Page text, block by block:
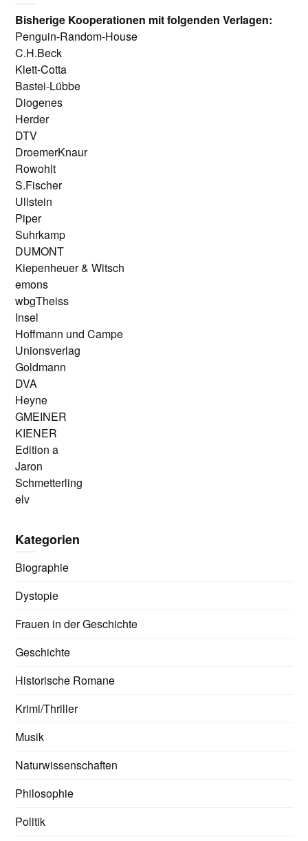
Bisherige Kooperationen mit folgenden Verlagen:
Penguin-Random-House
C.H.Beck
Klett-Cotta
Bastei-Lübbe
Diogenes
Herder
DTV
DroemerKnaur
Rowohlt
S.Fischer
Ullstein
Piper
Suhrkamp
DUMONT
Kiepenheuer & Witsch
emons
wbgTheiss
Insel
Hoffmann und Campe
Unionsverlag
Goldmann
DVA
Heyne
GMEINER
KIENER
Edition a
Jaron
Schmetterling
elv
Kategorien
Biographie
Dystopie
Frauen in der Geschichte
Geschichte
Historische Romane
Krimi/Thriller
Musik
Naturwissenschaften
Philosophie
Politik